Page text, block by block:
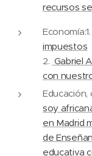
recursos
impuestos
2. Gabriel
con
Educación,
soy
en Madrid
de
educativa